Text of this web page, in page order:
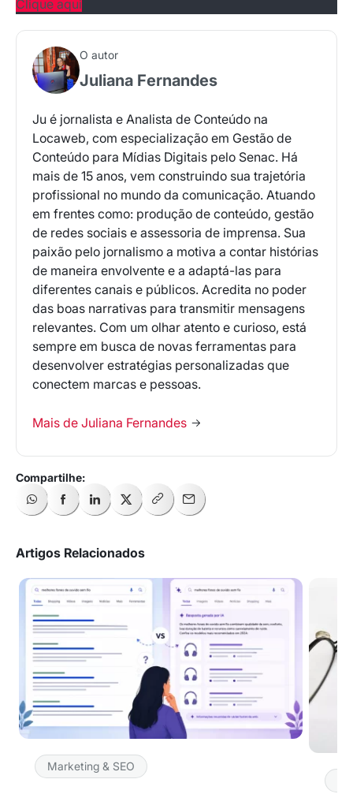
Clique aqui
O autor
Juliana Fernandes
Ju é jornalista e Analista de Conteúdo na
Locaweb, com especialização em Gestão de
Conteúdo para Mídias Digitais pelo Senac. Há
mais de 15 anos, vem construindo sua trajetória
profissional no mundo da comunicação. Atuando
em frentes como: produção de conteúdo, gestão
de redes sociais e assessoria de imprensa. Sua
paixão pelo jornalismo a motiva a contar histórias
de maneira envolvente e a adaptá-las para
diferentes canais e públicos. Acredita no poder
das boas narrativas para transmitir mensagens
relevantes. Com um olhar atento e curioso, está
sempre em busca de novas ferramentas para
desenvolver estratégias personalizadas que
conectem marcas e pessoas.
Mais de Juliana Fernandes
Artigos Relacionados
Marketing & SEO